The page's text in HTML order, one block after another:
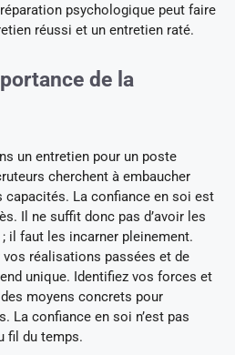
psychologique peut faire
réussi et un entretien raté.
de la
un entretien pour un poste
cherchent à embaucher
capacités. La confiance en soi est
Il ne suffit donc pas d’avoir les
il faut les incarner pleinement.
vos réalisations passées et de
unique. Identifiez vos forces et
moyens concrets pour
La confiance en soi n’est pas
fil du temps.